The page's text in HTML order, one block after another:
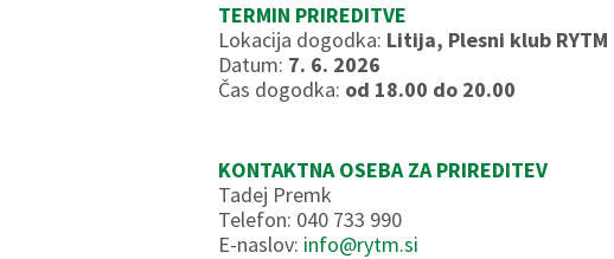
TERMIN PRIREDITVE
Lokacija dogodka: Litija, Plesni klub RYTM
Datum: 7. 6. 2026
Čas dogodka: od 18.00 do 20.00
KONTAKTNA OSEBA ZA PRIREDITEV
Tadej Premk
Telefon: 040 733 990
E-naslov: info@rytm.si